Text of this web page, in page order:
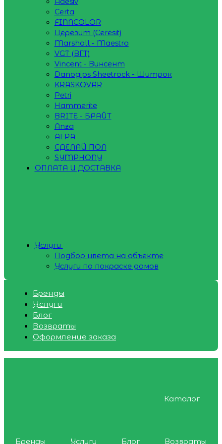
Certa
FINNCOLOR
Церезит (Ceresit)
Marshall - Maestro
VGT (ВГТ)
Vincent - Винсент
Danogips Sheetrock - Шитрок
KRASKOVAR
Petri
Hammerite
BRITE - БРАЙТ
Anza
ALPA
СДЕЛАЙ ПОЛ
SYMPHONY
ОПЛАТА И ДОСТАВКА
Услуги
Подбор цвета на объекте
Услуги по покраске домов
Бренды
Услуги
Блог
Возвраты
Оформление заказа
Каталог
Бренды Услуги Блог
Возвраты